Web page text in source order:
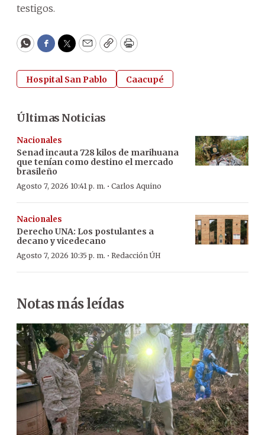
testigos.
WhatsApp
Facebook
Twitter
EmailCopyPrint
Hospital San Pablo Caacupé
Últimas Noticias
Nacionales
Senad incauta 728 kilos de marihuana
que tenían como destino el mercado
brasileño
Agosto 7, 2026 10:41 p. m. · Carlos Aquino
Nacionales
Derecho UNA: Los postulantes a
decano y vicedecano
Agosto 7, 2026 10:35 p. m. · Redacción ÚH
Notas más leídas